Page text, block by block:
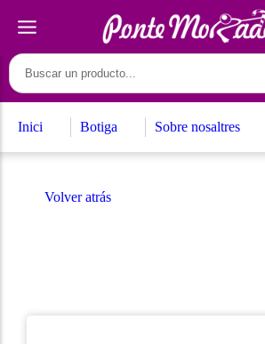
Inici Botiga Sobre nosaltres
Volver atrás